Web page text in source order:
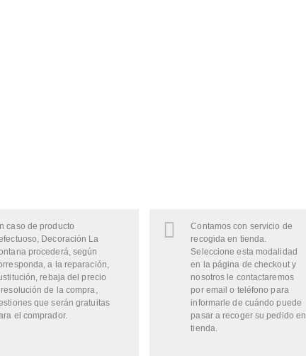
caso de producto
Decoración La
procederá, según
a la reparación,
rebaja del precio
de la compra,
que serán gratuitas
el comprador.
Contamos con servicio de
recogida en tienda.
Seleccione esta modalidad
en la página de checkout y
nosotros le contactaremos
por email o teléfono para
informarle de cuándo puede
pasar a recoger su pedido en
tienda.